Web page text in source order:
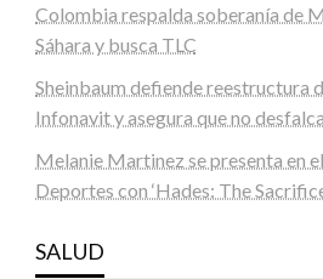
Colombia respalda soberanía de
Sáhara y busca TLC
Sheinbaum defiende reestructura
Infonavit y asegura que no
Melanie Martinez se presenta en
Deportes con ‘Hades: The
SALUD